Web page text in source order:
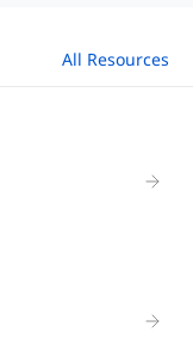
All Resources